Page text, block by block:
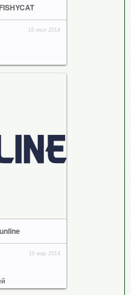
16 июл 2014
19 мар 2014